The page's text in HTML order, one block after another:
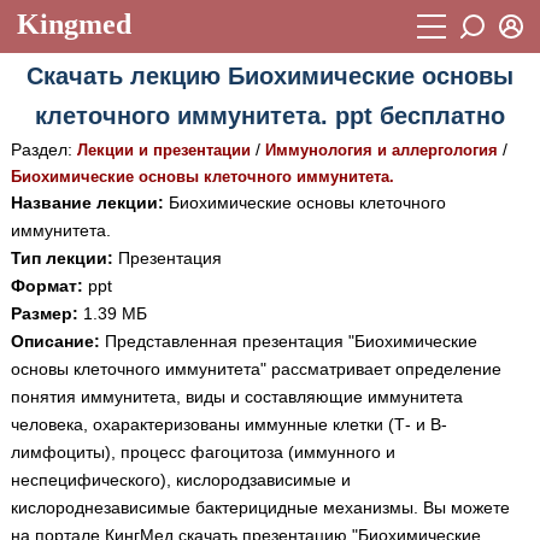
Kingmed
Учебный материал
Видеогалерея 899
Фотогалерея (1906)
Истории болезней
Лекции и презентации
Аккредитационные тесты
Методические рекомендации 1050
Научно-популярное
Статьи
Новости (244)
Пароль
Восстановить пароль
Регистрация
Скачать лекцию Биохимические основы
клеточного иммунитета. ppt бесплатно
Раздел: Лекции и презентации/ Иммунология и аллергология /
Биохимические основы клеточного иммунитета.
Название лекции: Биохимические основы клеточного
иммунитета.
Тип лекции: Презентация
Формат: ppt
Размер: 1.39 МБ
Описание: Представленная презентация "Биохимические
основы клеточного иммунитета" рассматривает определение
понятия иммунитета, виды и составляющие иммунитета
человека, охарактеризованы иммунные клетки (Т- и В-
лимфоциты), процесс фагоцитоза (иммунного и
неспецифического), кислородзависимые и
кислороднезависимые бактерицидные механизмы. Вы можете
на портале КингМед скачать презентацию "Биохимические